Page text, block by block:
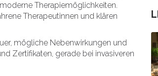
Therapiemöglichkeiten.
Therapeutinnen und klären
mögliche Nebenwirkungen und
Zertifikaten, gerade bei invasiveren